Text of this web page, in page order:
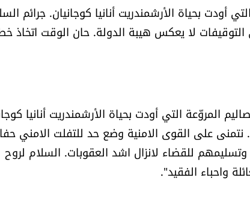
أودت بحياة الأرشمندريت أنانيا كوجانيان. جرائم
التوقيفات لا يعكس هيبة الدولة. حان الوقت اتخاذ
المروّعة التي أودت بحياة الأرشمندريت أنانيا
على القوى الامنية وضع حد للتفلت الامني
للقضاء لانزال اشد العقوبات. السلام لروح
واحباء الفقيد".